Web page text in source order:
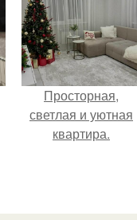
Просторная,
светлая и уютная
квартира.